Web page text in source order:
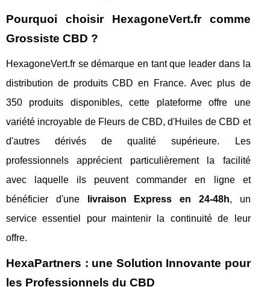
Pourquoi choisir HexagoneVert.fr comme
Grossiste CBD ?
HexagoneVert.fr se démarque en tant que leader dans la
distribution de produits CBD en France. Avec plus de
350 produits disponibles, cette plateforme offre une
variété incroyable de Fleurs de CBD, d'Huiles de CBD et
d'autres dérivés de qualité supérieure. Les
professionnels apprécient particulièrement la facilité
avec laquelle ils peuvent commander en ligne et
bénéficier d'une
livraison Express en 24-48h, un
service essentiel pour maintenir la continuité de leur
offre.
HexaPartners : une Solution Innovante pour
les Professionnels du CBD